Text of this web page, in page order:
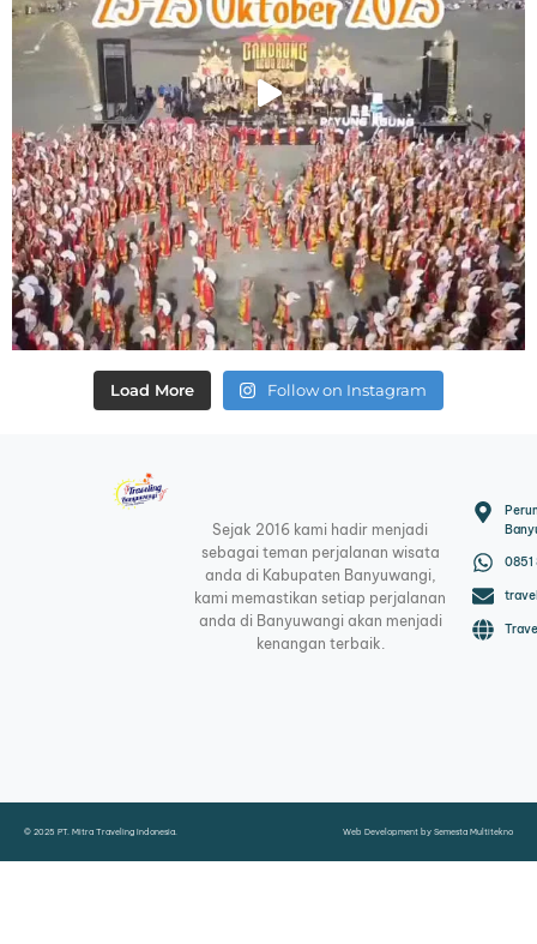
Load More Follow on Instagram
Sejak 2016 kami hadir menjadi
sebagai teman perjalanan wisata
anda di Kabupaten Banyuwangi,
kami memastikan setiap perjalanan
anda di Banyuwangi akan menjadi
kenangan terbaik.
© 2025 PT. Mitra Traveling Indonesia. Web Development by Semesta Multitekno